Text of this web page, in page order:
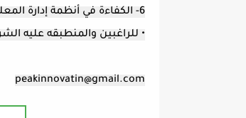
6- الكفاءة في أنظمة إدارة المعلومات المخبرية (LIMS) وبرامج إدارة الجودة الأخرى
• للراغبين والمنطبقه عليه
peakinnovatin@gmail.com